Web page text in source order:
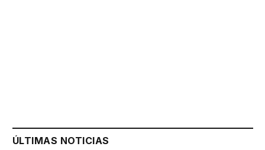
ÚLTIMAS NOTICIAS